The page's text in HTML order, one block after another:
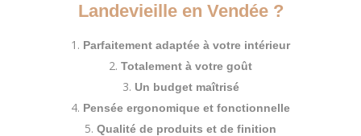
Landevieille en Vendée ?
Parfaitement adaptée à votre intérieur
Totalement à votre goût
Un budget maîtrisé
Pensée ergonomique et fonctionnelle
Qualité de produits et de finition